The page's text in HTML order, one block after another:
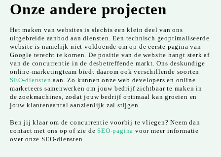
Onze andere projecten
Het maken van websites is slechts een klein deel van ons
uitgebreide aanbod aan diensten. Een technisch geoptimaliseerde
website is namelijk niet voldoende om op de eerste pagina van
Google terecht te komen. De positie van de website hangt sterk af
van de concurrentie in de desbetreffende markt. Ons deskundige
online-marketingteam biedt daarom ook verschillende soorten
SEO-diensten aan. Zo kunnen onze web developers en online
marketeers samenwerken om jouw bedrijf zichtbaar te maken in
de zoekmachines, zodat jouw bedrijf optimaal kan groeien en
jouw klantenaantal aanzienlijk zal stijgen.
Ben jij klaar om de concurrentie voorbij te vliegen? Neem dan
contact met ons op of zie deSEO-pagina voor meer informatie
over onze SEO-diensten.